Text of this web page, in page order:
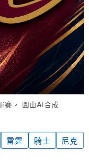
賽。 圖由AI合成
雷霆 騎士 尼克